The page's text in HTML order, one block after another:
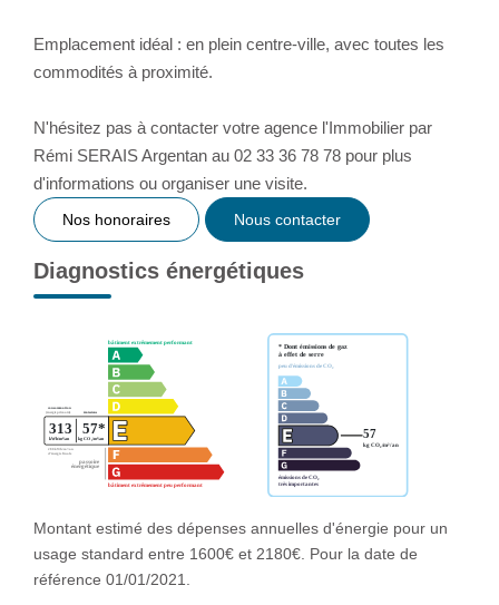
Emplacement idéal : en plein centre-ville, avec toutes les
commodités à proximité.
N'hésitez pas à contacter votre agence l'Immobilier par
Rémi SERAIS Argentan au 02 33 36 78 78 pour plus
d'informations ou organiser une visite.
Nos honoraires Nous contacter
Diagnostics énergétiques
Montant estimé des dépenses annuelles d'énergie pour un
usage standard entre 1600€ et 2180€. Pour la date de
référence 01/01/2021.